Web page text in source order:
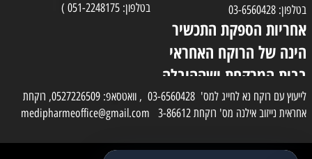
בטלפון: 03-6560428
אחריות הספקת התכשיר
הינה של הרוקח האחראי
בבית המרקחת ושההובלה
בפועל תעשה בעזרת
השליח
בטלפון: 051-2248175 )
לייעוץ עם רוקח נא לחייג למס' 03-6560428 , וואטסאפ: 0527226509, רוקחת
אחראית נייזוב אילנה מס' רוקחת 3-86612 medipharmeoffice@gmail.com